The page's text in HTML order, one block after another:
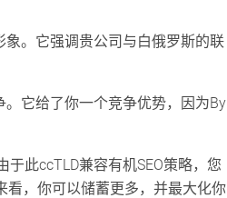
。它强调贵公司与白俄罗斯的联
它给了你一个竞争优势，因为By
此ccTLD兼容有机SEO策略，您
看，你可以储蓄更多，并最大化你